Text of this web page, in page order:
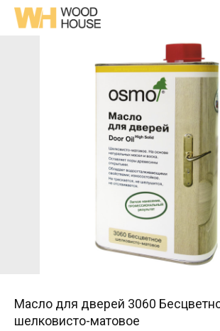
Масло для дверей 3060
шелковисто-матовое